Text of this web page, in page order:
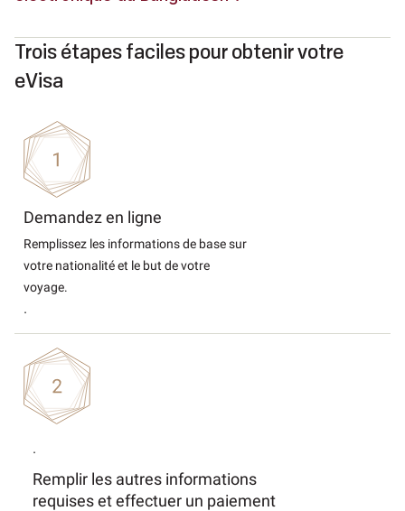
Trois étapes faciles pour obtenir votre
eVisa
Demandez en ligne
Remplissez les informations de base sur
votre nationalité et le but de votre
voyage.
.
.
Remplir les autres informations
requises et effectuer un paiement